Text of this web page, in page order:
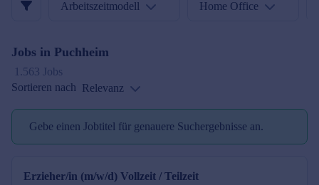
Arbeitszeitmodell Home Office
Jobs in Puchheim
1.563 Jobs
Sortieren nach Relevanz
Gebe einen Jobtitel für genauere Suchergebnisse an.
Erzieher/in (m/w/d) Vollzeit / Teilzeit